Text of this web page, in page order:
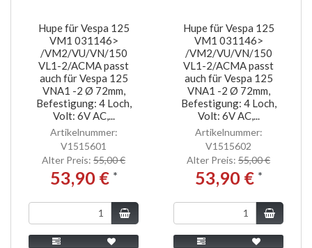
Hupe für Vespa 125
VM1 031146>
/VM2/VU/VN/150
VL1-2/ACMA passt
auch für Vespa 125
VNA1 -2 Ø 72mm,
Befestigung: 4 Loch,
Volt: 6V AC,...
Artikelnummer:
V1515601
Alter Preis: 55,00 €
53,90 € *
Hupe für Vespa 125
VM1 031146>
/VM2/VU/VN/150
VL1-2/ACMA passt
auch für Vespa 125
VNA1 -2 Ø 72mm,
Befestigung: 4 Loch,
Volt: 6V AC,...
Artikelnummer:
V1515602
Alter Preis: 55,00 €
53,90 € *